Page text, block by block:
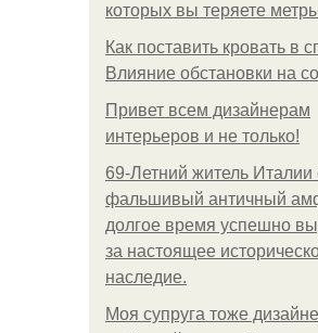
которых вы теряете
Как поставить кровать в
Влияние обстановки на
Привет всем дизайнерам
интерьеров и не только!
69-Летний житель Италии
фальшивый античный
долгое время успешно
за настоящее
наследие.
Моя супруга тоже